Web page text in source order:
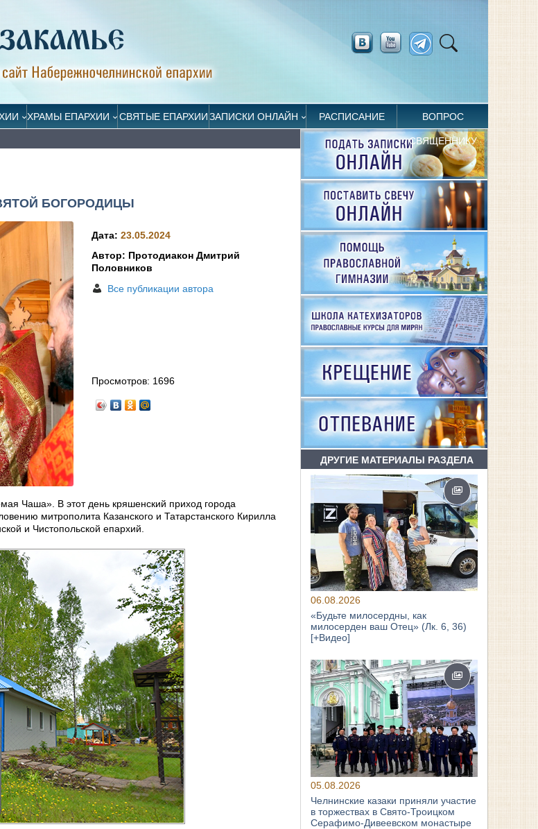
ХРАМЫ ЕПАРХИИ СВЯТЫЕ ЕПАРХИИЗАПИСКИ ОНЛАЙН РАСПИСАНИЕ ВОПРОС
СВЯЩЕННИКУ
БОГОРОДИЦЫ
Дата:23.05.2024
Автор: Протодиакон Дмитрий
Половников
Все публикации автора
Просмотров: 1696
Чаша». В этот день кряшенский приход города
митрополита Казанского и Татарстанского Кирилла
и Чистопольской епархий.
ДРУГИЕ МАТЕРИАЛЫ РАЗДЕЛА
06.08.2026
«Будьте милосердны, как
милосерден ваш Отец» (Лк. 6, 36)
[+Видео]
05.08.2026
Челнинские казаки приняли участие
в торжествах в Свято‑Троицком
Серафимо‑Дивеевском монастыре